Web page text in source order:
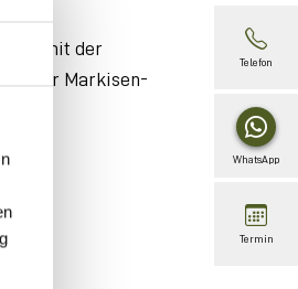
mit der
der Markisen-
Telefon
WhatsApp
Termin